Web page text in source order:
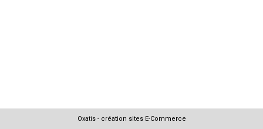
Oxatis - création sites E-Commerce